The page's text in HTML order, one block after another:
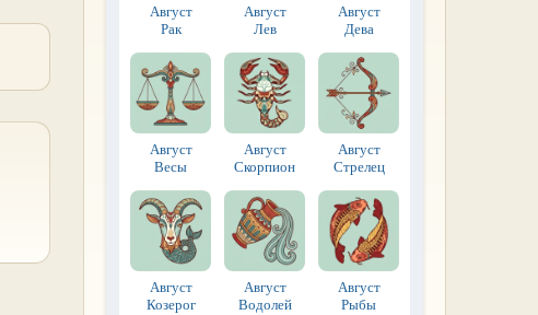
Август
Рак
Август
Лев
Август
Дева
Август
Весы
Август
Скорпион
Август
Стрелец
Август
Козерог
Август
Водолей
Август
Рыбы